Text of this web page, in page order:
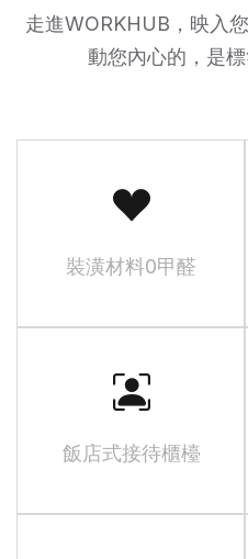
走進WORKHUB，映入
動您內心的，是標
裝潢材料0甲醛
飯店式接待櫃檯